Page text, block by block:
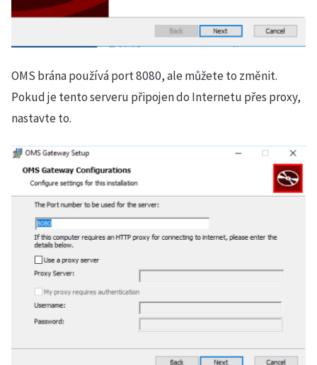
OMS brána používá port 8080, ale můžete to změnit.
Pokud je tento serveru připojen do Internetu přes proxy,
nastavte to.